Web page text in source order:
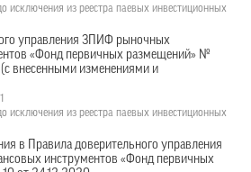
исключения из реестра паевых инвестиционных
управления ЗПИФ рыночных
«Фонд первичных размещений» №
внесенными изменениями и
исключения из реестра паевых инвестиционных
в Правила доверительного управления
инструментов «Фонд первичных